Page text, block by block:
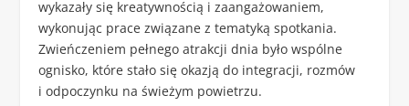
wykazały się kreatywnością i zaangażowaniem,
wykonując prace związane z tematyką spotkania.
Zwieńczeniem pełnego atrakcji dnia było wspólne
ognisko, które stało się okazją do integracji, rozmów
i odpoczynku na świeżym powietrzu.